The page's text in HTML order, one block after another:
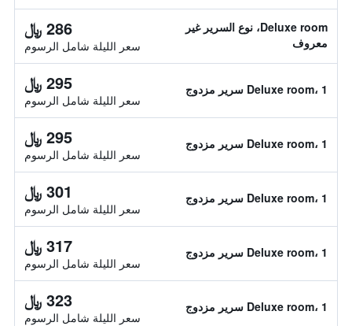
Deluxe room، نوع السرير غير
معروف
286 ﷼
سعر الليلة شامل الرسوم
Deluxe room، 1 سرير مزدوج 295 ﷼
سعر الليلة شامل الرسوم
Deluxe room، 1 سرير مزدوج 295 ﷼
سعر الليلة شامل الرسوم
Deluxe room، 1 سرير مزدوج 301 ﷼
سعر الليلة شامل الرسوم
Deluxe room، 1 سرير مزدوج 317 ﷼
سعر الليلة شامل الرسوم
Deluxe room، 1 سرير مزدوج 323 ﷼
سعر الليلة شامل الرسوم